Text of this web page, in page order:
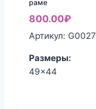
раме
800.00₽
Артикул: G0027
Размеры:
49x44